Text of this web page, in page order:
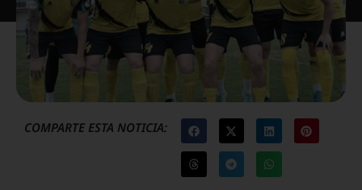
COMPARTE ESTA NOTICIA: